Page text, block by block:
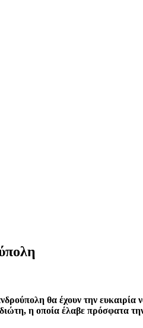
θα έχουν την ευκαιρία
η οποία έλαβε πρόσφατα